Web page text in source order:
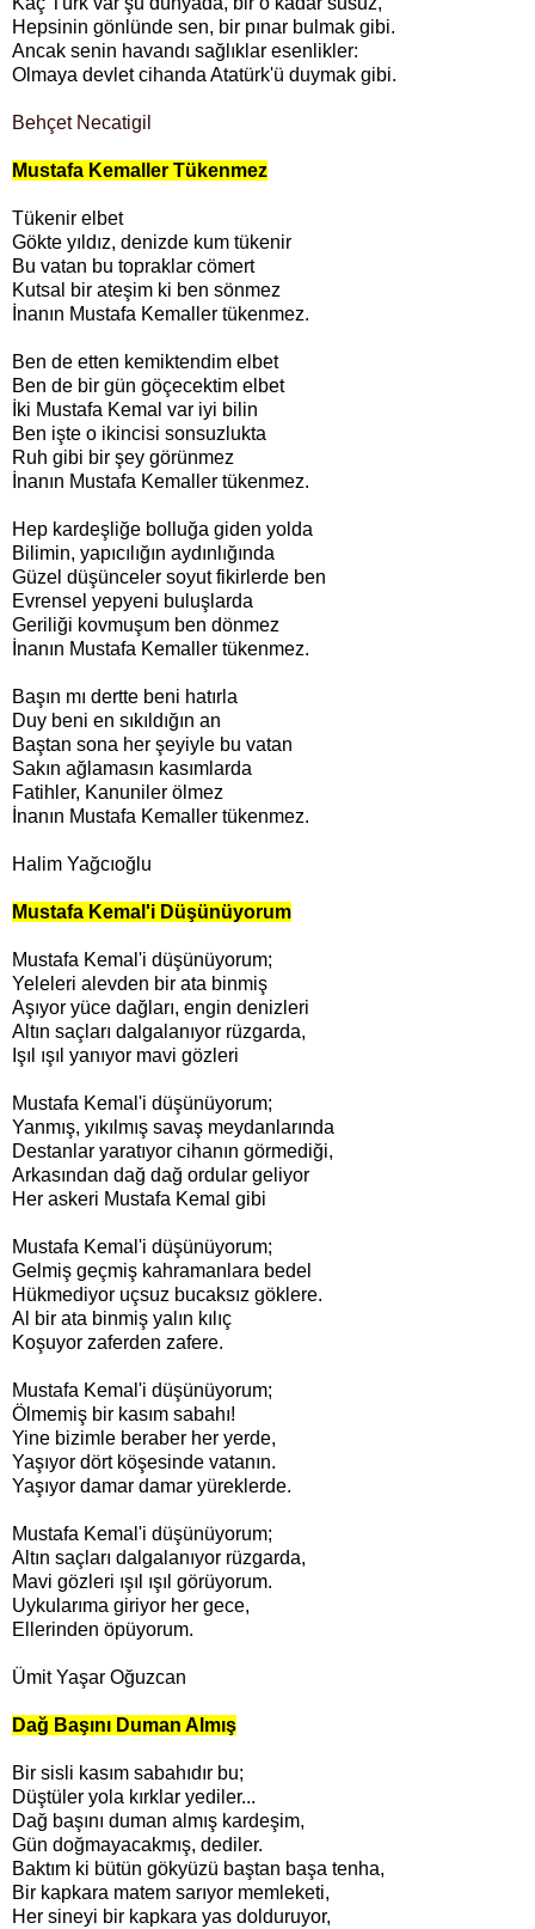
Hepsinin gönlünde sen, bir pınar bulmak gibi.
Ancak senin havandı sağlıklar esenlikler:
Olmaya devlet cihanda Atatürk'ü duymak gibi.
Behçet Necatigil
Mustafa Kemaller Tükenmez
Tükenir elbet
Gökte yıldız, denizde kum tükenir
Bu vatan bu topraklar cömert
Kutsal bir ateşim ki ben sönmez
İnanın Mustafa Kemaller tükenmez.
Ben de etten kemiktendim elbet
Ben de bir gün göçecektim elbet
İki Mustafa Kemal var iyi bilin
Ben işte o ikincisi sonsuzlukta
Ruh gibi bir şey görünmez
İnanın Mustafa Kemaller tükenmez.
Hep kardeşliğe bolluğa giden yolda
Bilimin, yapıcılığın aydınlığında
Güzel düşünceler soyut fikirlerde ben
Evrensel yepyeni buluşlarda
Geriliği kovmuşum ben dönmez
İnanın Mustafa Kemaller tükenmez.
Başın mı dertte beni hatırla
Duy beni en sıkıldığın an
Baştan sona her şeyiyle bu vatan
Sakın ağlamasın kasımlarda
Fatihler, Kanuniler ölmez
İnanın Mustafa Kemaller tükenmez.
Halim Yağcıoğlu
Mustafa Kemal'i Düşünüyorum
Mustafa Kemal'i düşünüyorum;
Yeleleri alevden bir ata binmiş
Aşıyor yüce dağları, engin denizleri
Altın saçları dalgalanıyor rüzgarda,
Işıl ışıl yanıyor mavi gözleri
Mustafa Kemal'i düşünüyorum;
Yanmış, yıkılmış savaş meydanlarında
Destanlar yaratıyor cihanın görmediği,
Arkasından dağ dağ ordular geliyor
Her askeri Mustafa Kemal gibi
Mustafa Kemal'i düşünüyorum;
Gelmiş geçmiş kahramanlara bedel
Hükmediyor uçsuz bucaksız göklere.
Al bir ata binmiş yalın kılıç
Koşuyor zaferden zafere.
Mustafa Kemal'i düşünüyorum;
Ölmemiş bir kasım sabahı!
Yine bizimle beraber her yerde,
Yaşıyor dört köşesinde vatanın.
Yaşıyor damar damar yüreklerde.
Mustafa Kemal'i düşünüyorum;
Altın saçları dalgalanıyor rüzgarda,
Mavi gözleri ışıl ışıl görüyorum.
Uykularıma giriyor her gece,
Ellerinden öpüyorum.
Ümit Yaşar Oğuzcan
Dağ Başını Duman Almış
Bir sisli kasım sabahıdır bu;
Düştüler yola kırklar yediler...
Dağ başını duman almış kardeşim,
Gün doğmayacakmış, dediler.
Baktım ki bütün gökyüzü baştan başa tenha,
Bir kapkara matem sarıyor memleketi,
Her sineyi bir kapkara yas dolduruyor,